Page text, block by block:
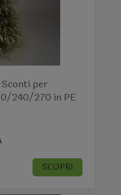
240/270 in PE
SCOPRI